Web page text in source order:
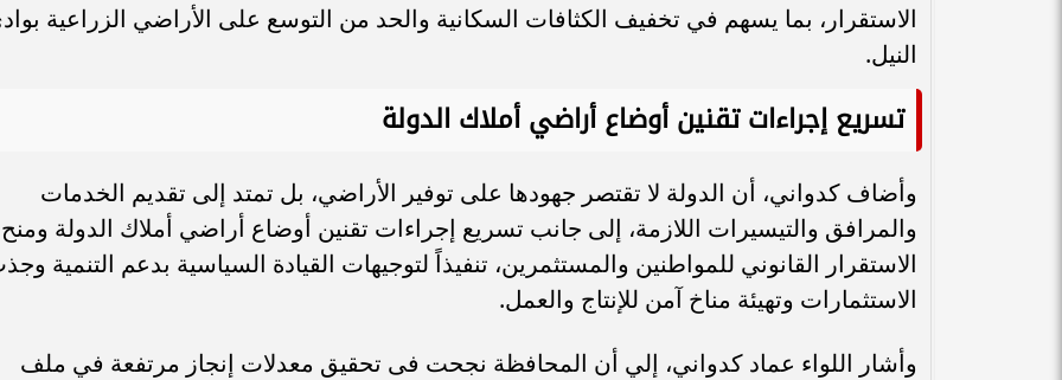
الاستقرار، بما يسهم في تخفيف الكثافات السكانية والحد من التوسع على الأراضي الزراعية
النيل.
تسريع إجراءات تقنين أوضاع أراضي أملاك الدولة
وأضاف كدواني، أن الدولة لا تقتصر جهودها على توفير الأراضي، بل تمتد إلى تقديم الخدمات
والمرافق والتيسيرات اللازمة، إلى جانب تسريع إجراءات تقنين أوضاع أراضي أملاك الدولة ومنح
الاستقرار القانوني للمواطنين والمستثمرين، تنفيذاً لتوجيهات القيادة السياسية بدعم التنمية
الاستثمارات وتهيئة مناخ آمن للإنتاج والعمل.
وأشار اللواء عماد كدواني، إلي أن المحافظة نجحت فى تحقيق معدلات إنجاز مرتفعة في ملف